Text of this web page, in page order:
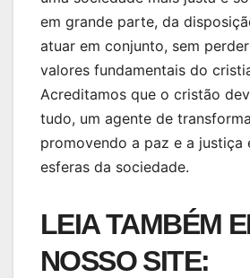
em grande parte, da
atuar em conjunto, sem
valores fundamentais do
Acreditamos que o cristão
tudo, um agente de
promovendo a paz e a justiça
esferas da sociedade.
LEIA TAMBÉM
NOSSO SITE: